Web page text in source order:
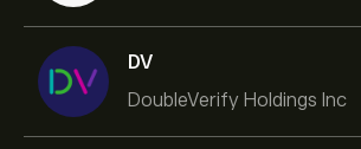
DV
DoubleVerify Holdings Inc